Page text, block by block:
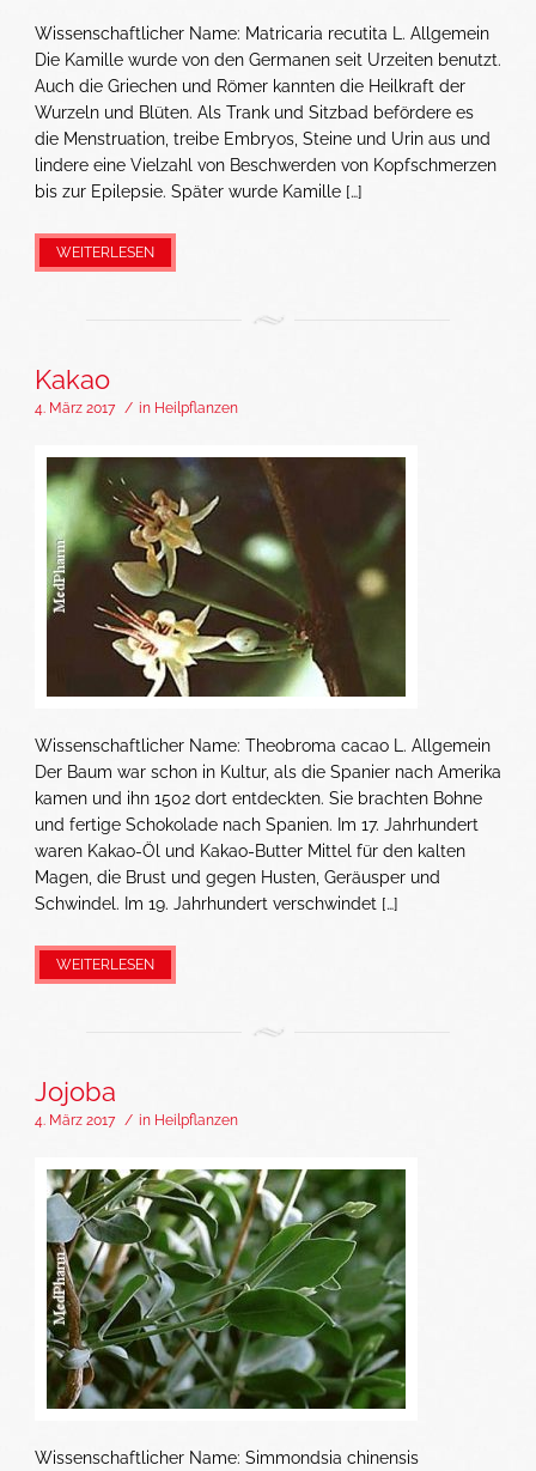
Wissenschaftlicher Name: Matricaria recutita L. Allgemein
Die Kamille wurde von den Germanen seit Urzeiten benutzt.
Auch die Griechen und Römer kannten die Heilkraft der
Wurzeln und Blüten. Als Trank und Sitzbad befördere es
die Menstruation, treibe Embryos, Steine und Urin aus und
lindere eine Vielzahl von Beschwerden von Kopfschmerzen
bis zur Epilepsie. Später wurde Kamille […]
WEITERLESEN
Kakao
4. März 2017 / in Heilpflanzen
Wissenschaftlicher Name: Theobroma cacao L. Allgemein
Der Baum war schon in Kultur, als die Spanier nach Amerika
kamen und ihn 1502 dort entdeckten. Sie brachten Bohne
und fertige Schokolade nach Spanien. Im 17. Jahrhundert
waren Kakao-Öl und Kakao-Butter Mittel für den kalten
Magen, die Brust und gegen Husten, Geräusper und
Schwindel. Im 19. Jahrhundert verschwindet […]
WEITERLESEN
Jojoba
4. März 2017 / in Heilpflanzen
Wissenschaftlicher Name: Simmondsia chinensis